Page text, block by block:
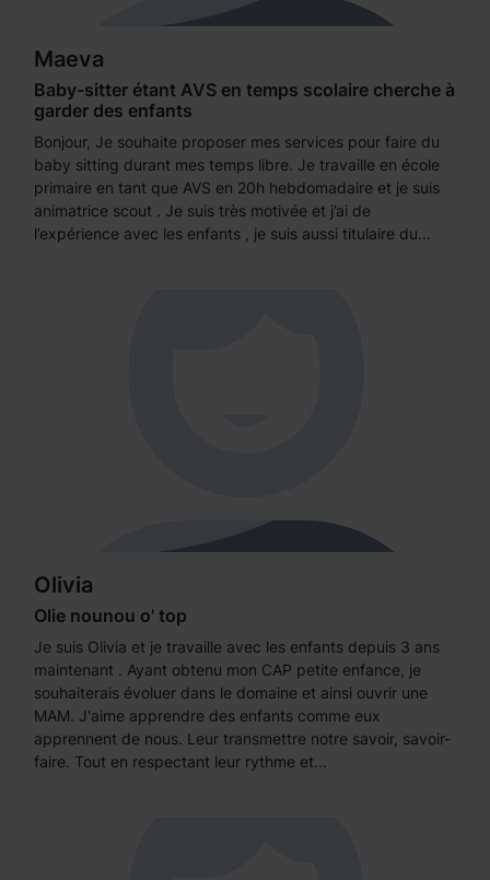
Maeva
Baby-sitter étant AVS en temps scolaire cherche à
garder des enfants
Bonjour, Je souhaite proposer mes services pour faire du
baby sitting durant mes temps libre. Je travaille en école
primaire en tant que AVS en 20h hebdomadaire et je suis
animatrice scout . Je suis très motivée et j’ai de
l’expérience avec les enfants , je suis aussi titulaire du...
Olivia
Olie nounou o' top
Je suis Olivia et je travaille avec les enfants depuis 3 ans
maintenant . Ayant obtenu mon CAP petite enfance, je
souhaiterais évoluer dans le domaine et ainsi ouvrir une
MAM. J'aime apprendre des enfants comme eux
apprennent de nous. Leur transmettre notre savoir, savoir-
faire. Tout en respectant leur rythme et...